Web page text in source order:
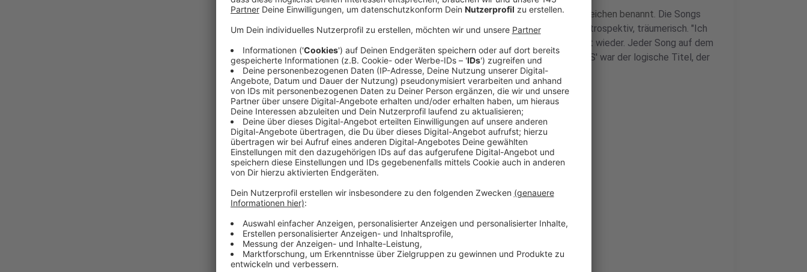
James Arthurs hat sein neues Album PISCES nach seinem Sternzeichen benannt. Die Songs
spiegeln die doppelte Natur des Sternzeichens wider: sensibel, introspektiv, träumerisch. "Ich
bin Fische – und ich erkenne mich in diesen Eigenschaften absolut wieder. Jeder Song auf dem
Album ist ein Teil von mir, ein Baustein dessen, wer ich bin. 'PISCES' war der logische Titel, der
alles miteinander verbindet", so James.
Anzeige
Hört hier das neue Album von James Arthur
Anzeige
Anzeige
Zurückgenommener aber nicht weniger kraftvoll
Anzeige